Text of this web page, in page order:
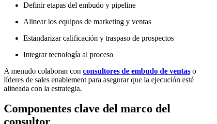
Definir etapas del embudo y pipeline
Alinear los equipos de marketing y ventas
Estandarizar calificación y traspaso de prospectos
Integrar tecnología al proceso
A menudo colaboran con consultores de embudo de ventas o
líderes de sales enablement para asegurar que la ejecución esté
alineada con la estrategia.
Componentes clave del marco del